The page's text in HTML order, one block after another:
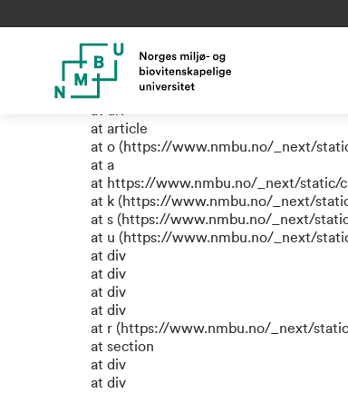
TypeError: e.replaceAll
at a (https://www.nmbu.no/_next/
at div
at div
at article
at o (https://www.nmbu.no/_next/
at a
at https://www.nmbu.no/_next/static/
at k (https://www.nmbu.no/_next/
at s (https://www.nmbu.no/_next/
at u (https://www.nmbu.no/_next/
at div
at div
at div
at div
at r (https://www.nmbu.no/_next/
at section
at div
at div